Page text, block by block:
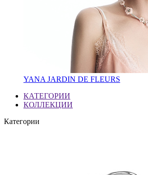
YANA JARDIN DE FLEURS
КАТЕГОРИИ
КОЛЛЕКЦИИ
Категории